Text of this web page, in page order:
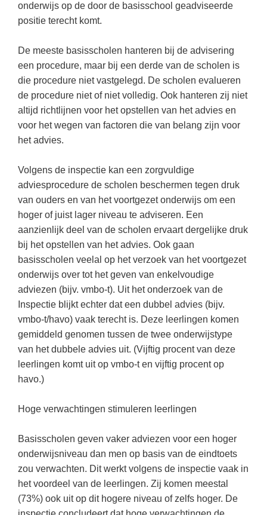
Topografie
Verkeer
Verzorging
THEMA'S
Budgetteren
De boerderij
Eerste wereldoorlog
Evolutieleer
Feest- en Gedenkdagen
Godsdienstonderwijs
Kerstfeest
Kinderboekenweek
Kleurplaten
Mediawijsheid
Nieuws
Onderwijsprijs
Schoolreisideeën
Schoolspullen
Seizoenen
Sinterklaas
LESMATERIAAL
Biologie
Geld PO
Geld VO
Maatschappijleer
Rekenen
Sociale vaardigheden
Taalvaardigheid
Vakoverstijgend
Verzorging
MEER...
AI voor het onderwijs
Kruiswoordpuzzels
Onderwijslonen
Daltononderwijs
Schoolspullen
Onderwijsvacatures
Afscheidstekst collega
onderwijs op de door de basisschool geadviseerde
positie terecht komt.
De meeste basisscholen hanteren bij de advisering
een procedure, maar bij een derde van de scholen is
die procedure niet vastgelegd. De scholen evalueren
de procedure niet of niet volledig. Ook hanteren zij niet
altijd richtlijnen voor het opstellen van het advies en
voor het wegen van factoren die van belang zijn voor
het advies.
Volgens de inspectie kan een zorgvuldige
adviesprocedure de scholen beschermen tegen druk
van ouders en van het voortgezet onderwijs om een
hoger of juist lager niveau te adviseren. Een
aanzienlijk deel van de scholen ervaart dergelijke druk
bij het opstellen van het advies. Ook gaan
basisscholen veelal op het verzoek van het voortgezet
onderwijs over tot het geven van enkelvoudige
adviezen (bijv. vmbo-t). Uit het onderzoek van de
Inspectie blijkt echter dat een dubbel advies (bijv.
vmbo-t/havo) vaak terecht is. Deze leerlingen komen
gemiddeld genomen tussen de twee onderwijstype
van het dubbele advies uit. (Vijftig procent van deze
leerlingen komt uit op vmbo-t en vijftig procent op
havo.)
Hoge verwachtingen stimuleren leerlingen
Basisscholen geven vaker adviezen voor een hoger
onderwijsniveau dan men op basis van de eindtoets
zou verwachten. Dit werkt volgens de inspectie vaak in
het voordeel van de leerlingen. Zij komen meestal
(73%) ook uit op dit hogere niveau of zelfs hoger. De